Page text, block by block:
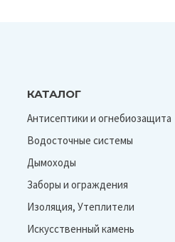
КАТАЛОГ
Антисептики и огнебиозащита
Водосточные системы
Дымоходы
Заборы и ограждения
Изоляция, Утеплители
Искусственный камень